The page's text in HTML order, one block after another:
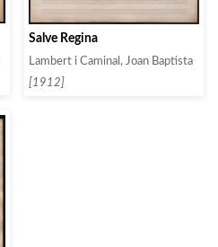
Salve Regina
Lambert i Caminal, Joan Baptista
[1912]